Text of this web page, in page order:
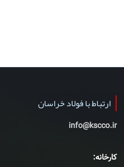
ارتباط با فولاد خراسان
info@kscco.ir
کارخانه: